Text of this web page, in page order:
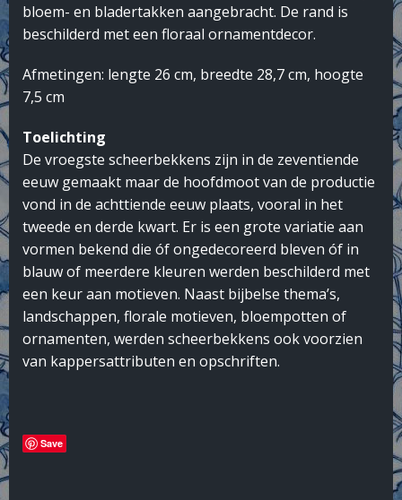
bloem- en bladertakken aangebracht. De rand is
beschilderd met een floraal ornamentdecor.
Afmetingen: lengte 26 cm, breedte 28,7 cm, hoogte
7,5 cm
Toelichting
De vroegste scheerbekkens zijn in de zeventiende
eeuw gemaakt maar de hoofdmoot van de productie
vond in de achttiende eeuw plaats, vooral in het
tweede en derde kwart. Er is een grote variatie aan
vormen bekend die óf ongedecoreerd bleven óf in
blauw of meerdere kleuren werden beschilderd met
een keur aan motieven. Naast bijbelse thema’s,
landschappen, florale motieven, bloempotten of
ornamenten, werden scheerbekkens ook voorzien
van kappersattributen en opschriften.
Save